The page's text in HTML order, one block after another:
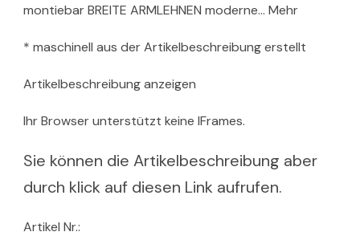
montiebar BREITE ARMLEHNEN moderne… Mehr
* maschinell aus der Artikelbeschreibung erstellt
Artikelbeschreibung anzeigen
Ihr Browser unterstützt keine IFrames.
Sie können die Artikelbeschreibung aber
durch klick auf diesen Link aufrufen.
Artikel Nr.: